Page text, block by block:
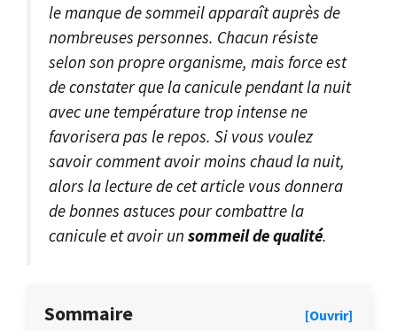
le manque de sommeil apparaît auprès de
nombreuses personnes. Chacun résiste
selon son propre organisme, mais force est
de constater que la canicule pendant la nuit
avec une température trop intense ne
favorisera pas le repos. Si vous voulez
savoir comment avoir moins chaud la nuit,
alors la lecture de cet article vous donnera
de bonnes astuces pour combattre la
canicule et avoir un sommeil de qualité.
Sommaire [Ouvrir]